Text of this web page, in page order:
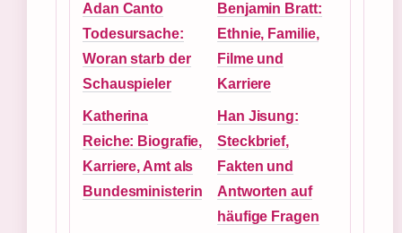
Adan Canto
Todesursache:
Woran starb der
Schauspieler
Benjamin Bratt:
Ethnie, Familie,
Filme und
Karriere
Katherina
Reiche: Biografie,
Karriere, Amt als
Bundesministerin
Han Jisung:
Steckbrief,
Fakten und
Antworten auf
häufige Fragen